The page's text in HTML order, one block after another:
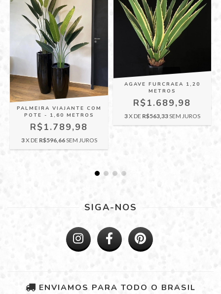
PALMEIRA VIAJANTE COM
POTE - 1,60 METROS
R$1.789,98
3X DE R$596,66SEM JUROS
AGAVE FURCRAEA 1,20
METROS
R$1.689,98
3X DE R$563,33SEM JUROS
SIGA-NOS
ENVIAMOS PARA TODO O BRASIL